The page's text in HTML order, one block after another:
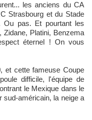
les anciens du CA
Strasbourg et du Stade
Ou pas. Et pourtant les
Zidane, Platini, Benzema
éternel ! On vous
et cette fameuse Coupe
difficile, l'équipe de
le Mexique dans le
sud-américain, la neige a